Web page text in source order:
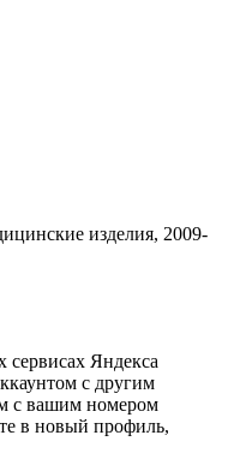
изделия, 2009-
сервисах Яндекса
с другим
с вашим номером
в новый профиль,